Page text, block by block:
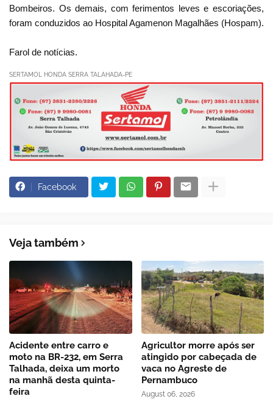
Bombeiros. Os demais, com ferimentos leves e escoriações,
foram conduzidos ao Hospital Agamenon Magalhães (Hospam).
Farol de notícias.
SERTAMOL HONDA SERRA TALAHADA-PE
Facebook
Veja também
Acidente entre carro e
moto na BR-232, em Serra
Talhada, deixa um morto
na manhã desta quinta-
feira
Agricultor morre após ser
atingido por cabeçada de
vaca no Agreste de
Pernambuco
August 06, 2026